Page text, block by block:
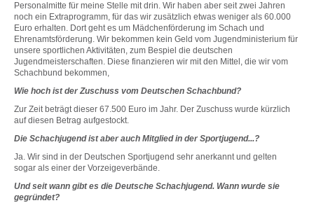
Personalmitte für meine Stelle mit drin. Wir haben aber seit zwei Jahren
noch ein Extraprogramm, für das wir zusätzlich etwas weniger als 60.000
Euro erhalten. Dort geht es um Mädchenförderung im Schach und
Ehrenamtsförderung. Wir bekommen kein Geld vom Jugendministerium für
unsere sportlichen Aktivitäten, zum Bespiel die deutschen
Jugendmeisterschaften. Diese finanzieren wir mit den Mittel, die wir vom
Schachbund bekommen,
Wie hoch ist der Zuschuss vom Deutschen Schachbund?
Zur Zeit beträgt dieser 67.500 Euro im Jahr. Der Zuschuss wurde kürzlich
auf diesen Betrag aufgestockt.
Die Schachjugend ist aber auch Mitglied in der Sportjugend...?
Ja. Wir sind in der Deutschen Sportjugend sehr anerkannt und gelten
sogar als einer der Vorzeigeverbände.
Und seit wann gibt es die Deutsche Schachjugend. Wann wurde sie
gegründet?